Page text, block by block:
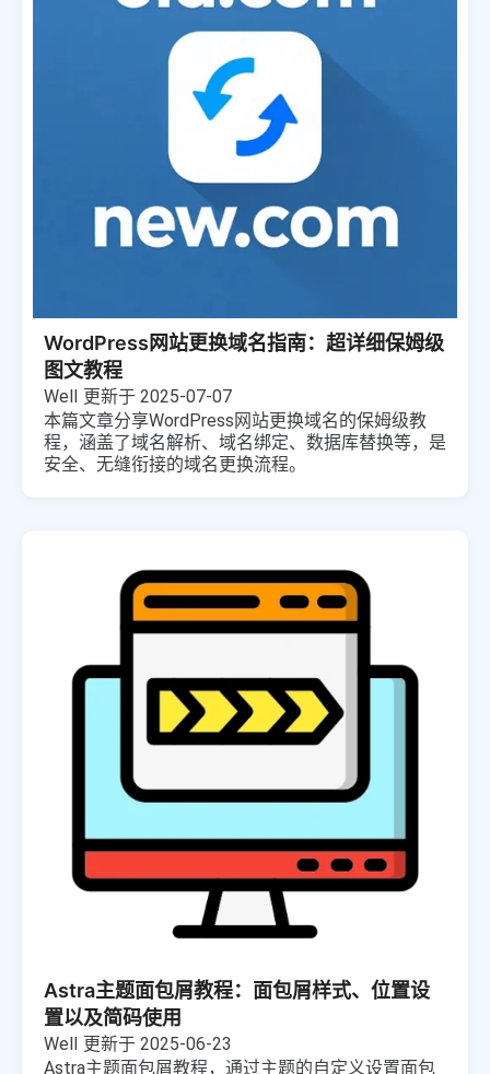
WordPress网站更换域名指南：超详细保姆级
图文教程
Well 更新于 2025-07-07
本篇文章分享WordPress网站更换域名的保姆级教
程，涵盖了域名解析、域名绑定、数据库替换等，是
安全、无缝衔接的域名更换流程。
Astra主题面包屑教程：面包屑样式、位置设
置以及简码使用
Well 更新于 2025-06-23
Astra主题面包屑教程，通过主题的自定义设置面包